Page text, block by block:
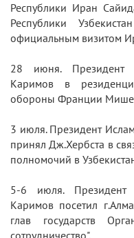
Республики Иран
Республики
официальным визитом
28 июня. Президент
Каримов в
обороны Франции
3 июля. Президент
принял Дж.Хербста в
полномочий в
5-6 июля. Президент
Каримов посетил
глав государств
сотрудничество".